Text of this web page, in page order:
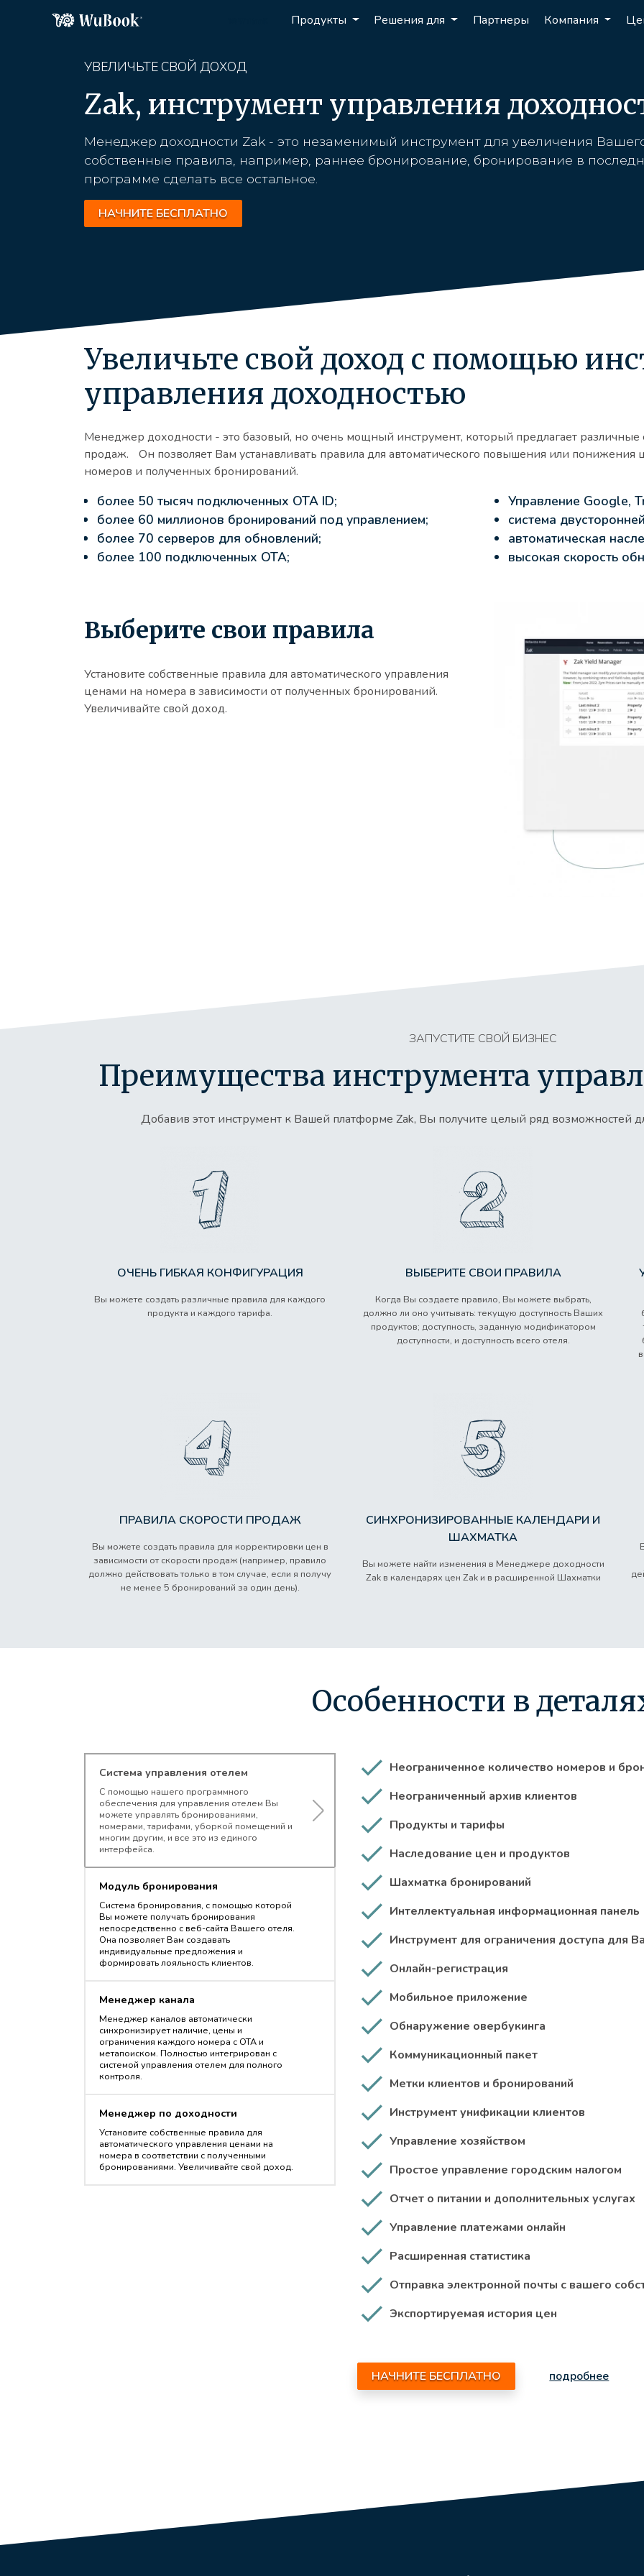
Продукты Решения для Партнеры Компания
УВЕЛИЧЬТЕ СВОЙ ДОХОД
Zak, инструмент управления
Менеджер доходности Zak - это незаменимый инструмент для увеличения
собственные правила, например, раннее бронирование, бронирование в
программе сделать все остальное.
НАЧНИТЕ БЕСПЛАТНО
Увеличьте свой доход с помощью
управления доходностью
Менеджер доходности - это базовый, но очень мощный инструмент, который предлагает
продаж. Он позволяет Вам устанавливать правила для автоматического повышения или понижения
номеров и полученных бронирований.
более 50 тысяч подключенных OTA ID;
более 60 миллионов бронирований под управлением;
более 70 серверов для обновлений;
более 100 подключенных ОТА;
Управление Google,
система
автоматическая
высокая скорость
Выберите свои правила
Установите собственные правила для автоматического управления
ценами на номера в зависимости от полученных бронирований.
Увеличивайте свой доход.
ЗАПУСТИТЕ СВОЙ БИЗНЕС
Преимущества инструмента
Добавив этот инструмент к Вашей платформе Zak, Вы получите целый ряд возможностей
ОЧЕНЬ ГИБКАЯ КОНФИГУРАЦИЯ
Вы можете создать различные правила для каждого
продукта и каждого тарифа.
ВЫБЕРИТЕ СВОИ ПРАВИЛА
Когда Вы создаете правило, Вы можете выбрать,
должно ли оно учитывать: текущую доступность Ваших
продуктов; доступность, заданную модификатором
доступности, и доступность всего отеля.
ПРАВИЛА СКОРОСТИ ПРОДАЖ
Вы можете создать правила для корректировки цен в
зависимости от скорости продаж (например, правило
должно действовать только в том случае, если я получу
не менее 5 бронирований за один день).
СИНХРОНИЗИРОВАННЫЕ КАЛЕНДАРИ И
ШАХМАТКА
Вы можете найти изменения в Менеджере доходности
Zak в календарях цен Zak и в расширенной Шахматки
Особенности в
Система управления отелем
С помощью нашего программного
обеспечения для управления отелем Вы
можете управлять бронированиями,
номерами, тарифами, уборкой помещений и
многим другим, и все это из единого
интерфейса.
Модуль бронирования
Система бронирования, с помощью которой
Вы можете получать бронирования
непосредственно с веб-сайта Вашего отеля.
Она позволяет Вам создавать
индивидуальные предложения и
формировать лояльность клиентов.
Менеджер канала
Менеджер каналов автоматически
синхронизирует наличие, цены и
ограничения каждого номера с OTA и
метапоиском. Полностью интегрирован с
системой управления отелем для полного
контроля.
Менеджер по доходности
Установите собственные правила для
автоматического управления ценами на
номера в соответствии с полученными
бронированиями. Увеличивайте свой доход.
Неограниченное количество номеров и
Неограниченный архив клиентов
Продукты и тарифы
Наследование цен и продуктов
Шахматка бронирований
Интеллектуальная информационная панель
Инструмент для ограничения доступа для
Онлайн-регистрация
Мобильное приложение
Обнаружение овербукинга
Коммуникационный пакет
Метки клиентов и бронирований
Инструмент унификации клиентов
Управление хозяйством
Простое управление городским налогом
Отчет о питании и дополнительных услугах
Управление платежами онлайн
Расширенная статистика
Отправка электронной почты с вашего
Экспортируемая история цен
НАЧНИТЕ БЕСПЛАТНО подробнее